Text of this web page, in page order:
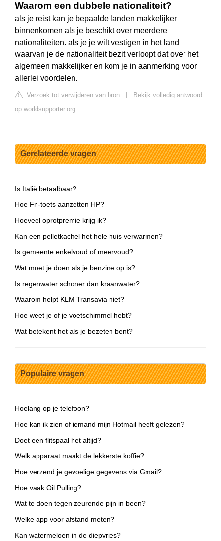
Waarom een dubbele nationaliteit?
als je reist kan je bepaalde landen makkelijker
binnenkomen als je beschikt over meerdere
nationaliteiten. als je je wilt vestigen in het land
waarvan je de nationaliteit bezit verloopt dat over het
algemeen makkelijker en kom je in aanmerking voor
allerlei voordelen.
Verzoek tot verwijderen van bron
Bekijk volledig antwoord
op worldsupporter.org
Gerelateerde vragen
Is Italië betaalbaar?
Hoe Fn-toets aanzetten HP?
Hoeveel oprotpremie krijg ik?
Kan een pelletkachel het hele huis verwarmen?
Is gemeente enkelvoud of meervoud?
Wat moet je doen als je benzine op is?
Is regenwater schoner dan kraanwater?
Waarom helpt KLM Transavia niet?
Hoe weet je of je voetschimmel hebt?
Wat betekent het als je bezeten bent?
Populaire vragen
Hoelang op je telefoon?
Hoe kan ik zien of iemand mijn Hotmail heeft gelezen?
Doet een flitspaal het altijd?
Welk apparaat maakt de lekkerste koffie?
Hoe verzend je gevoelige gegevens via Gmail?
Hoe vaak Oil Pulling?
Wat te doen tegen zeurende pijn in been?
Welke app voor afstand meten?
Kan watermeloen in de diepvries?